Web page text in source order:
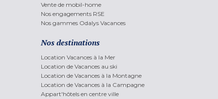
Vente de mobil-home
Nos engagements RSE
Nos gammes Odalys Vacances
Nos destinations
Location Vacances à la Mer
Location de Vacances au ski
Location de Vacances à la Montagne
Location de Vacances à la Campagne
Appart'hôtels en centre ville